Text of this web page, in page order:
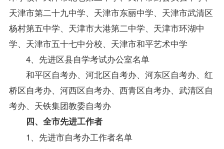
天津市第二十九中学、天津市东丽中学、天津市武清区
杨村第五中学、天津市大港第二中学、天津市环湖中
学、天津市五十七中分校、天津市和平艺术中学
4、先进区县自学考试办公室名单
和平区自考办、河北区自考办、河东区自考办、红
桥区自考办、河西区自考办、西青区自考办、武清区自
考办、天铁集团教委自考办
四、全市先进工作者
1、先进市自考办工作者名单